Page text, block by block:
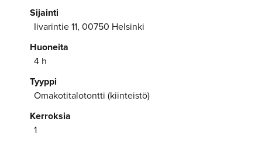
Sijainti
Iivarintie 11, 00750 Helsinki
Huoneita
4 h
Tyyppi
Omakotitalotontti (kiinteistö)
Kerroksia
1